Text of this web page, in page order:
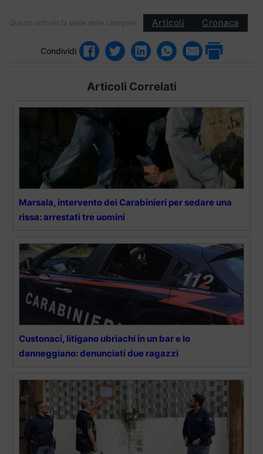
Questo articolo fa parte delle categorie: Articoli Cronaca
Condividi
Articoli Correlati
Marsala, intervento dei Carabinieri per sedare una
rissa: arrestati tre uomini
Custonaci, litigano ubriachi in un bar e lo
danneggiano: denunciati due ragazzi